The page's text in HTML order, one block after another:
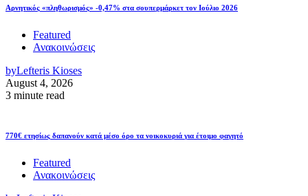
Αρνητικός «πληθωρισμός» -0,47% στα σουπερμάρκετ τον Ιούλιο 2026
Featured
Ανακοινώσεις
byLefteris Kioses
August 4, 2026
3 minute read
770€ ετησίως δαπανούν κατά μέσο όρο τα νοικοκυριά για έτοιμο φαγητό
Featured
Ανακοινώσεις